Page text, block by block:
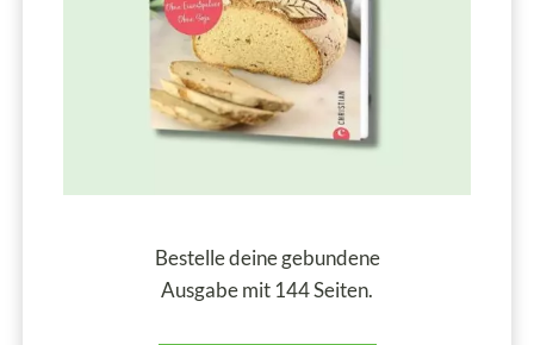
Bestelle deine gebundene
Ausgabe mit 144 Seiten.